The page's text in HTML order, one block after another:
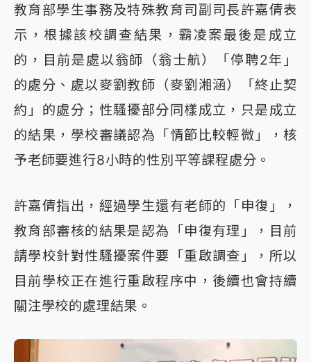
教育部學生事務及特殊教育司副司長許嘉倩表
示，根據該校調查結果，霸凌案最後是成立
的，目前是處以翁師（翁士航）「停聘2年」
的處分、處以麥劉教師（麥劉湘涵）「終止契
約」的處分；性騷擾部分同樣成立，只是成立
的結果，學校審議認為「情節比較輕微」，核
予老師要進行8小時的性別平等課程處分。
許嘉倩指出，經過學生還有老師的「申復」，
教育部審核的結果是認為「申復有理」，目前
請學校針對性騷擾案件要「重啟調查」，所以
目前學校正在進行重啟程序中，後續也會持續
關注學校的處理結果。